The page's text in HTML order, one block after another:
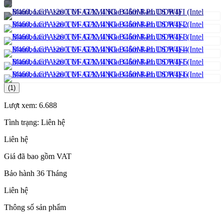
(1)
Lượt xem: 6.688
Tình trạng: Liên hệ
Liên hệ
Giá đã bao gồm VAT
Bảo hành 36 Tháng
Liên hệ
Thông số sản phẩm